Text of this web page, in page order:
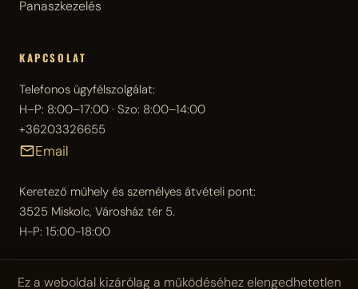
Panaszkezelés
KAPCSOLAT
Telefonos ügyfélszolgálat:
H–P: 8:00–17:00 · Szo: 8:00–14:00
+36203326655
Email
Keretező műhely és személyes átvételi pont:
3525 Miskolc, Városház tér 5.
H-P: 15:00-18:00
Ez a weboldal kizárólag a működéséhez elengedhetetlen